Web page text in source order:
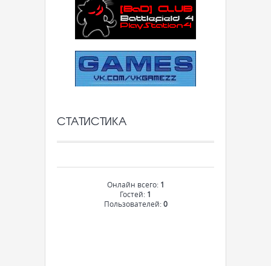
СТАТИСТИКА
Онлайн всего: 1
Гостей: 1
Пользователей:0